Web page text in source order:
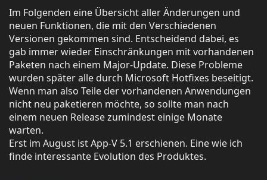
Im Folgenden eine Übersicht aller Änderungen und
neuen Funktionen, die mit den Verschiedenen
Versionen gekommen sind. Entscheidend dabei, es
gab immer wieder Einschränkungen mit vorhandenen
Paketen nach einem Major-Update. Diese Probleme
wurden später alle durch Microsoft Hotfixes beseitigt.
Wenn man also Teile der vorhandenen Anwendungen
nicht neu paketieren möchte, so sollte man nach
einem neuen Release zumindest einige Monate
warten.
Erst im August ist App-V 5.1 erschienen. Eine wie ich
finde interessante Evolution des Produktes.